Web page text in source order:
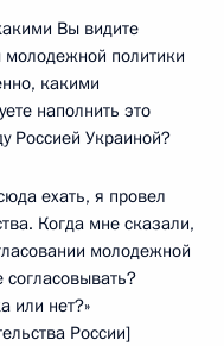
Вы видите
политики
какими
наполнить это
Россией Украиной?
ехать, я провел
Когда мне сказали,
молодежной
согласовывать?
или нет?»
России]